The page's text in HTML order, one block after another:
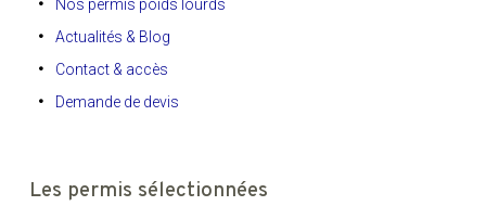
Nos permis poids lourds
Actualités & Blog
Contact & accès
Demande de devis
Les permis sélectionnées